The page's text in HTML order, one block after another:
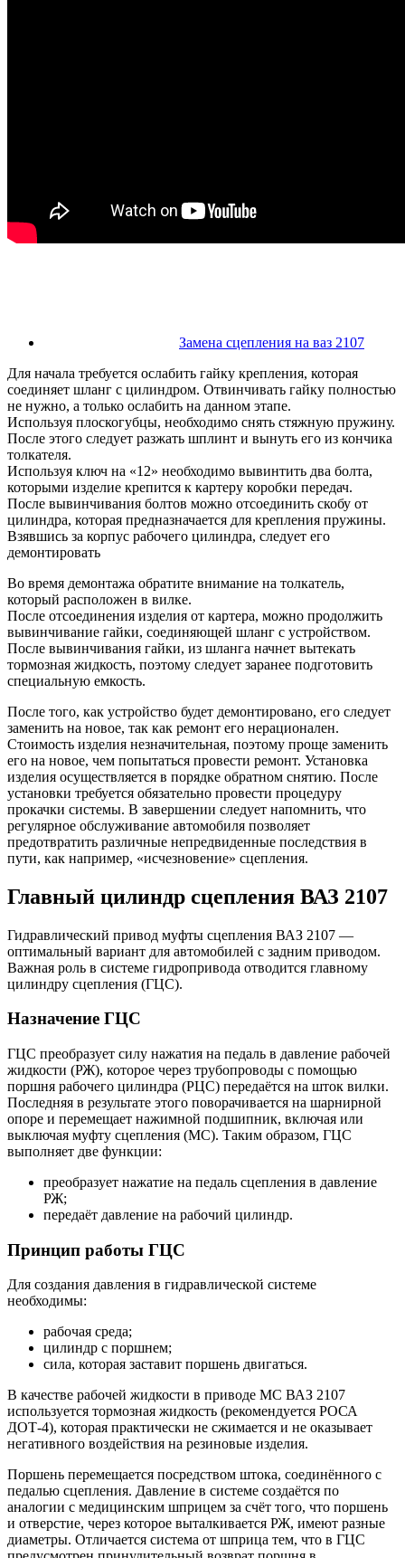
Замена сцепления на ваз 2107
Для начала требуется ослабить гайку крепления, которая
соединяет шланг с цилиндром. Отвинчивать гайку полностью
не нужно, а только ослабить на данном этапе.
Используя плоскогубцы, необходимо снять стяжную пружину.
После этого следует разжать шплинт и вынуть его из кончика
толкателя.
Используя ключ на «12» необходимо вывинтить два болта,
которыми изделие крепится к картеру коробки передач.
После вывинчивания болтов можно отсоединить скобу от
цилиндра, которая предназначается для крепления пружины.
Взявшись за корпус рабочего цилиндра, следует его
демонтировать
Во время демонтажа обратите внимание на толкатель,
который расположен в вилке.
После отсоединения изделия от картера, можно продолжить
вывинчивание гайки, соединяющей шланг с устройством.
После вывинчивания гайки, из шланга начнет вытекать
тормозная жидкость, поэтому следует заранее подготовить
специальную емкость.
После того, как устройство будет демонтировано, его следует
заменить на новое, так как ремонт его нерационален.
Стоимость изделия незначительная, поэтому проще заменить
его на новое, чем попытаться провести ремонт. Установка
изделия осуществляется в порядке обратном снятию. После
установки требуется обязательно провести процедуру
прокачки системы. В завершении следует напомнить, что
регулярное обслуживание автомобиля позволяет
предотвратить различные непредвиденные последствия в
пути, как например, «исчезновение» сцепления.
Главный цилиндр сцепления ВАЗ 2107
Гидравлический привод муфты сцепления ВАЗ 2107 —
оптимальный вариант для автомобилей с задним приводом.
Важная роль в системе гидропривода отводится главному
цилиндру сцепления (ГЦС).
Назначение ГЦС
ГЦС преобразует силу нажатия на педаль в давление рабочей
жидкости (РЖ), которое через трубопроводы с помощью
поршня рабочего цилиндра (РЦС) передаётся на шток вилки.
Последняя в результате этого поворачивается на шарнирной
опоре и перемещает нажимной подшипник, включая или
выключая муфту сцепления (МС). Таким образом, ГЦС
выполняет две функции:
преобразует нажатие на педаль сцепления в давление
РЖ;
передаёт давление на рабочий цилиндр.
Принцип работы ГЦС
Для создания давления в гидравлической системе
необходимы:
рабочая среда;
цилиндр с поршнем;
сила, которая заставит поршень двигаться.
В качестве рабочей жидкости в приводе МС ВАЗ 2107
используется тормозная жидкость (рекомендуется РОСА
ДОТ-4), которая практически не сжимается и не оказывает
негативного воздействия на резиновые изделия.
Поршень перемещается посредством штока, соединённого с
педалью сцепления. Давление в системе создаётся по
аналогии с медицинским шприцем за счёт того, что поршень
и отверстие, через которое выталкивается РЖ, имеют разные
диаметры. Отличается система от шприца тем, что в ГЦС